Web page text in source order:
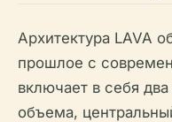
Архитектура LAVA
прошлое с
включает в себя
объема,